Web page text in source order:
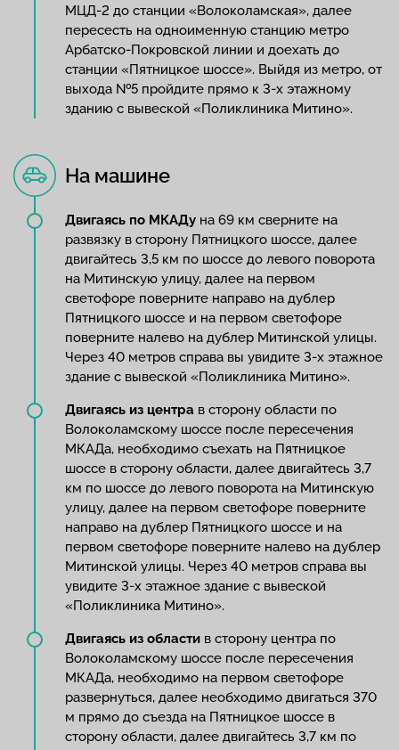
МЦД-2 до станции «Волоколамская», далее
пересесть на одноименную станцию метро
Арбатско-Покровской линии и доехать до
станции «Пятницкое шоссе». Выйдя из метро, от
выхода №5 пройдите прямо к 3-х этажному
зданию с вывеской «Поликлиника Митино».
На машине
Двигаясь по МКАДу на 69 км сверните на
развязку в сторону Пятницкого шоссе, далее
двигайтесь 3,5 км по шоссе до левого поворота
на Митинскую улицу, далее на первом
светофоре поверните направо на дублер
Пятницкого шоссе и на первом светофоре
поверните налево на дублер Митинской улицы.
Через 40 метров справа вы увидите 3-х этажное
здание с вывеской «Поликлиника Митино».
Двигаясь из центра в сторону области по
Волоколамскому шоссе после пересечения
МКАДа, необходимо съехать на Пятницкое
шоссе в сторону области, далее двигайтесь 3,7
км по шоссе до левого поворота на Митинскую
улицу, далее на первом светофоре поверните
направо на дублер Пятницкого шоссе и на
первом светофоре поверните налево на дублер
Митинской улицы. Через 40 метров справа вы
увидите 3-х этажное здание с вывеской
«Поликлиника Митино».
Двигаясь из области в сторону центра по
Волоколамскому шоссе после пересечения
МКАДа, необходимо на первом светофоре
развернуться, далее необходимо двигаться 370
м прямо до съезда на Пятницкое шоссе в
сторону области, далее двигайтесь 3,7 км по